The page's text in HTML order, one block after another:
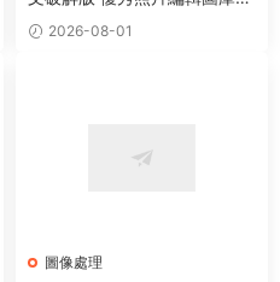
理工具
2026-08-01
圖像處理